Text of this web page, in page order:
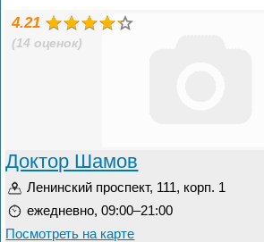
4.21
(14 оценок)
Доктор Шамов
Ленинский проспект, 111, корп. 1
ежедневно, 09:00–21:00
Посмотреть на карте